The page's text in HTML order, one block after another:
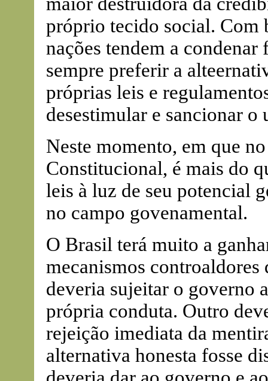
próprio tecido social. Com
nações tendem a
sempre preferir a
próprias leis e
desestimular e sancionar o
Neste momento, em que
Constitucional, é mais do
leis à luz de seu potencial
no campo govenamental.
O Brasil terá muito a
mecanismos
deveria sujeitar o governo
própria conduta. Outro
rejeição imediata da
alternativa honesta fosse